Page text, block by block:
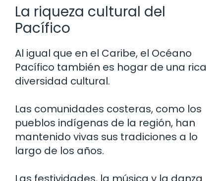
La riqueza cultural del
Pacífico
Al igual que en el Caribe, el Océano
Pacífico también es hogar de una rica
diversidad cultural.
Las comunidades costeras, como los
pueblos indígenas de la región, han
mantenido vivas sus tradiciones a lo
largo de los años.